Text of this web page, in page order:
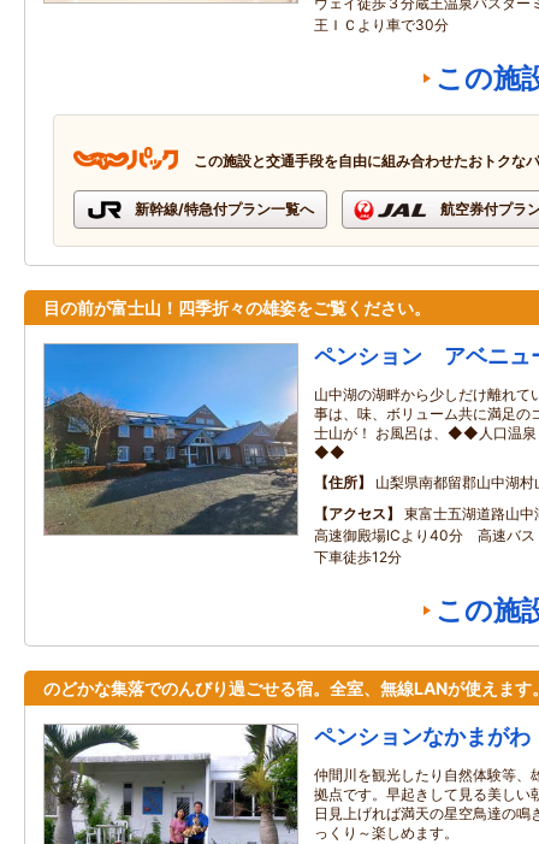
王ＩＣより車で30分
この施
この施設と交通手段を自由に組み合わせたおトクな
新幹線/特急付プラン一覧へ 航空券付プラ
目の前が富士山！四季折々の雄姿をご覧ください。
ペンション アベニュ
山中湖の湖畔から少しだけ離れて
事は、味、ボリューム共に満足の
士山が！ お風呂は、◆◆人口温
◆◆
住所
山梨県南都留郡山中湖村
アクセス
東富士五湖道路山
高速御殿場ICより40分 高速バス
下車徒歩12分
この施
のどかな集落でのんびり過ごせる宿。全室、無線LANが使えます
ペンションなかまがわ
仲間川を観光したり自然体験等、
拠点です。早起きして見る美しい
日見上げれば満天の星空鳥達の鳴
っくり～楽しめます。